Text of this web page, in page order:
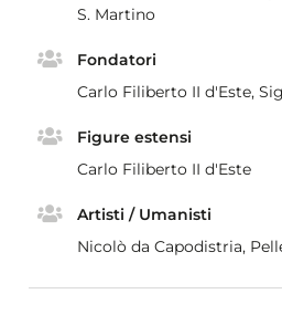
S. Martino
Fondatori
Carlo Filiberto II d'Este,
Figure estensi
Carlo Filiberto II d'Este
Artisti / Umanisti
Nicolò da Capodistria,